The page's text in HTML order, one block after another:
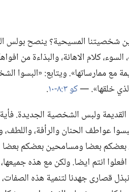
شخصيتنا المسيحية؟‏ ينصح بولس
كلام الاهانة،‏ والبذاءة من
ممارساتها».‏ ويتابع:‏ «البسوا
خلقها».‏ —‏كو ٣:‏٨-‏١٠
‏.‏
ولبس الشخصية الجديدة.‏
عواطف الحنان والرأفة،‏ واللطف،‏
بعضكم بعضا ومسامحين بعضكم
انتم ايضا.‏ ولكن مع هذه جميعها،‏
قصارى جهدنا لتنمية هذه